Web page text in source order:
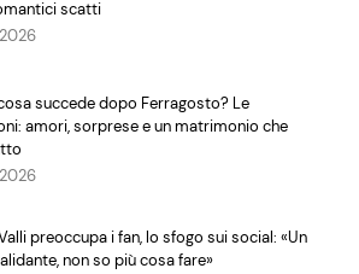
scatti
succede dopo Ferragosto? Le
amori, sorprese e un matrimonio che
preoccupa i fan, lo sfogo sui social: «Un
non so più cosa fare»